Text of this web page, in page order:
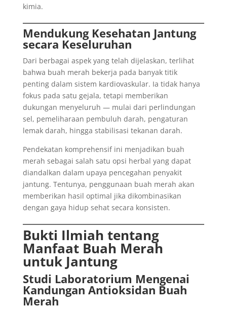
kimia.
Mendukung Kesehatan Jantung
secara Keseluruhan
Dari berbagai aspek yang telah dijelaskan, terlihat
bahwa buah merah bekerja pada banyak titik
penting dalam sistem kardiovaskular. Ia tidak hanya
fokus pada satu gejala, tetapi memberikan
dukungan menyeluruh — mulai dari perlindungan
sel, pemeliharaan pembuluh darah, pengaturan
lemak darah, hingga stabilisasi tekanan darah.
Pendekatan komprehensif ini menjadikan buah
merah sebagai salah satu opsi herbal yang dapat
diandalkan dalam upaya pencegahan penyakit
jantung. Tentunya, penggunaan buah merah akan
memberikan hasil optimal jika dikombinasikan
dengan gaya hidup sehat secara konsisten.
Bukti Ilmiah tentang
Manfaat Buah Merah
untuk Jantung
Studi Laboratorium Mengenai
Kandungan Antioksidan Buah
Merah